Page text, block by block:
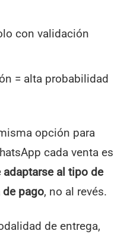
con validación
= alta probabilidad
opción para
cada venta es
adaptarse al tipo de
pago, no al revés.
de entrega,